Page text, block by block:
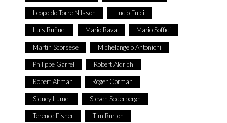
Leopoldo Torre Nilsson Lucio Fulci
Luis Buñuel Mario Bava Mario Soffici
Martin Scorsese Michelangelo Antonioni
Philippe Garrel Robert Aldrich
Robert Altman Roger Corman
Sidney Lumet Steven Soderbergh
Terence Fisher Tim Burton